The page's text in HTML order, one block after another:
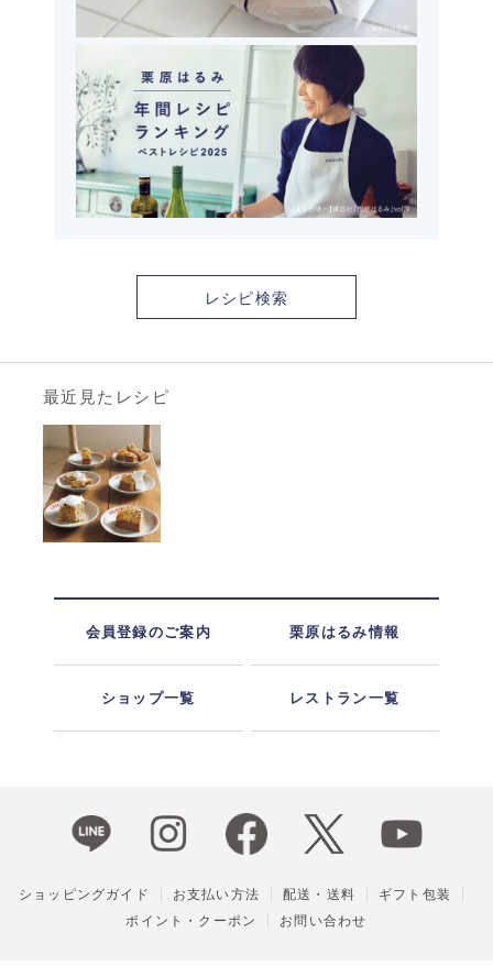
レシピ検索
最近見たレシピ
会員登録のご案内 栗原はるみ情報
ショップ一覧 レストラン一覧
ショッピングガイド お支払い方法 配送・送料
ギフト包装
ポイント・クーポン
お問い合わせ